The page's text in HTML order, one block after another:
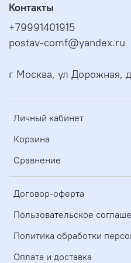
Личный кабинет
Корзина
Сравнение
Договор-оферта
Пользовательское
Политика обработки
Оплата и доставка
Контакты
+79991401915
postav-comf@yandex.ru
г Москва, ул Дорожная,